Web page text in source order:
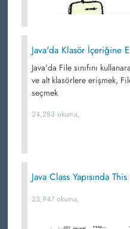
Java'da Klasör İçeriğine
Java'da File sınıfını
ve alt klasörlere erişmek,
seçmek
24,283 okuma,
Java Class Yapısında This
23,947 okuma,